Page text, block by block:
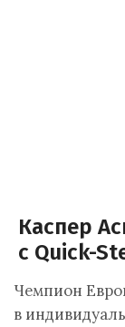
Каспер
с Quick-
Чемпион
в